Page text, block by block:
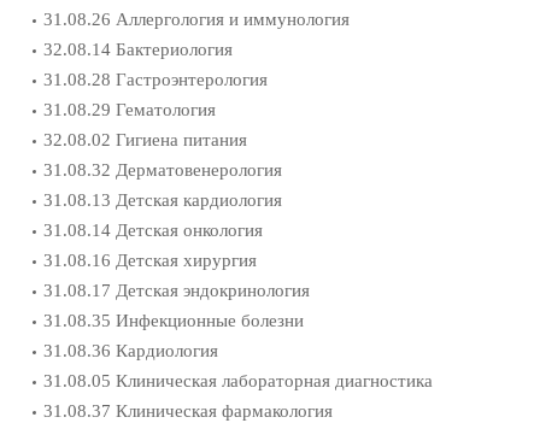
31.08.26 Аллергология и иммунология
32.08.14 Бактериология
31.08.28 Гастроэнтерология
31.08.29 Гематология
32.08.02 Гигиена питания
31.08.32 Дерматовенерология
31.08.13 Детская кардиология
31.08.14 Детская онкология
31.08.16 Детская хирургия
31.08.17 Детская эндокринология
31.08.35 Инфекционные болезни
31.08.36 Кардиология
31.08.05 Клиническая лабораторная диагностика
31.08.37 Клиническая фармакология